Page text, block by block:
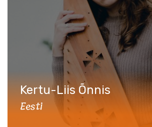
Kertu-Liis Õnnis
Eesti